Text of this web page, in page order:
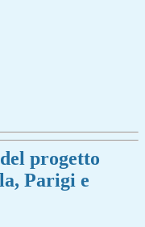
progetto
Parigi e